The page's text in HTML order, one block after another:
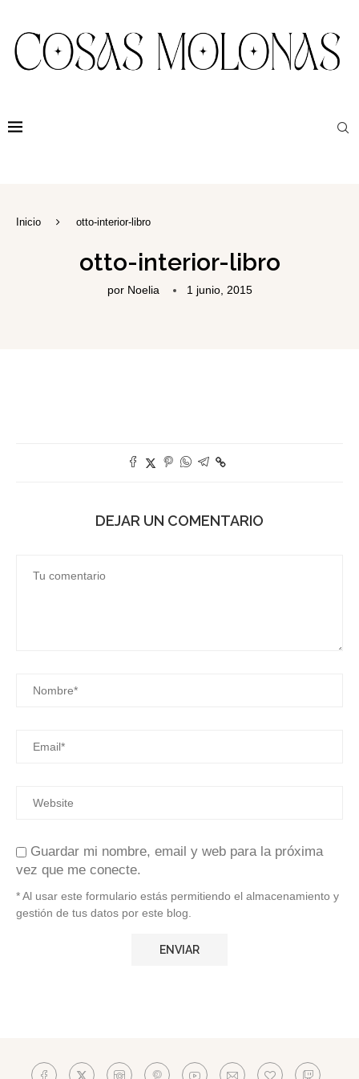
Inicio otto-interior-libro
otto-interior-libro
por Noelia 1 junio, 2015
DEJAR UN COMENTARIO
Guardar mi nombre, email y web para la próxima
vez que me conecte.
* Al usar este formulario estás permitiendo el almacenamiento y
gestión de tus datos por este blog.